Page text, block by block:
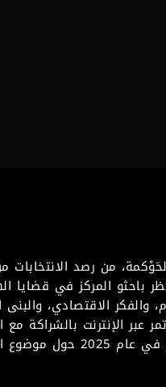
من رصد الانتخابات
باحثو المركز في قضايا
والفكر الاقتصادي،
الإنترنت بالشراكة مع
السياسية في عام 2024، وهو